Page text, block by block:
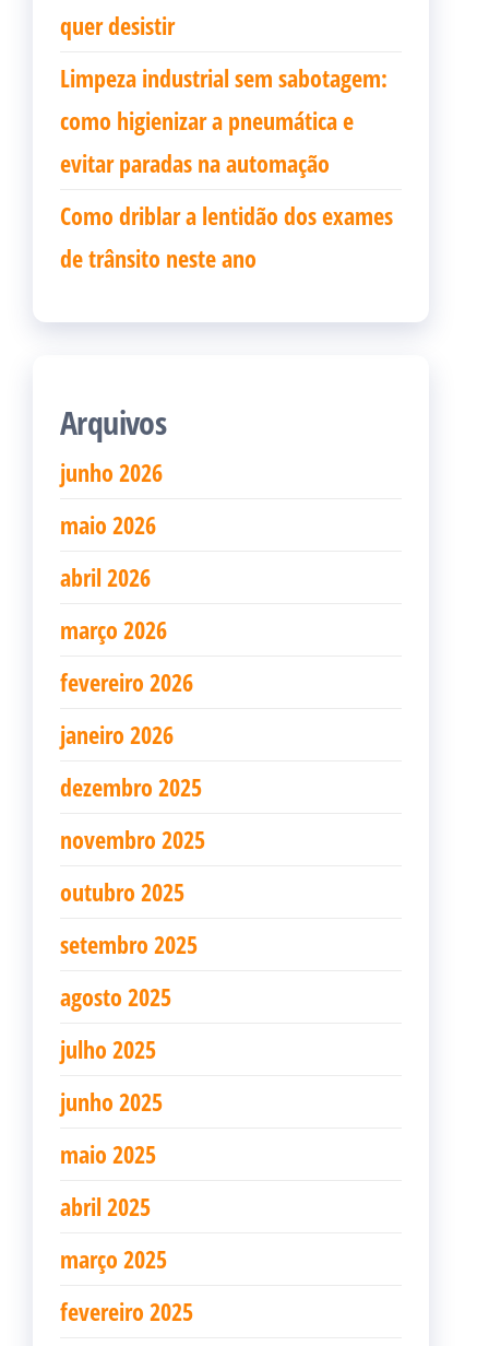
quer desistir
Limpeza industrial sem sabotagem:
como higienizar a pneumática e
evitar paradas na automação
Como driblar a lentidão dos exames
de trânsito neste ano
Arquivos
junho 2026
maio 2026
abril 2026
março 2026
fevereiro 2026
janeiro 2026
dezembro 2025
novembro 2025
outubro 2025
setembro 2025
agosto 2025
julho 2025
junho 2025
maio 2025
abril 2025
março 2025
fevereiro 2025